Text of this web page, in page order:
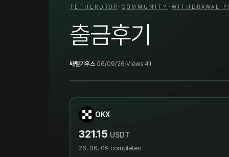
TETHERDROP · COMMUNITY · WITHDRAWAL
출금후기
배털기우스·06/09/26·Views 41
OKX
321.15 USDT
26. 06. 09 completed